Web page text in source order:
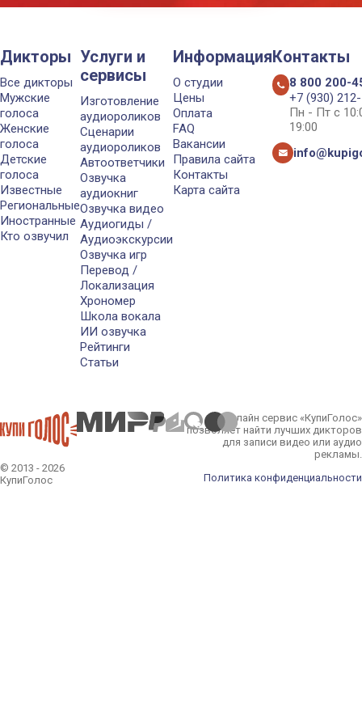
Дикторы
Все дикторы
Мужские
голоса
Женские
голоса
Детские
голоса
Известные
Региональные
Иностранные
Кто озвучил
Услуги и
сервисы
Изготовление
аудиороликов
Сценарии
аудиороликов
Автоответчики
Озвучка
аудиокниг
Озвучка видео
Аудиогиды /
Аудиоэкскурсии
Озвучка игр
Перевод /
Локализация
Хрономер
Школа вокала
ИИ озвучка
Рейтинги
Статьи
Информация
О студии
Цены
Оплата
FAQ
Вакансии
Правила сайта
Контакты
Карта сайта
Контакты
8 800 200-
+7 (930)
Пн - Пт с
19:00
© 2013 - 2026
КупиГолос
Онлайн сервис «КупиГолос»
позволяет найти лучших дикторов
для записи видео или аудио
рекламы.
Политика конфиденциальности